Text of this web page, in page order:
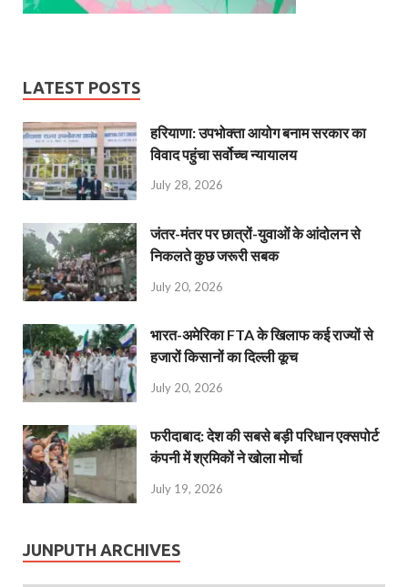
LATEST POSTS
हरियाणा: उपभोक्ता आयोग बनाम सरकार का
विवाद पहुंचा सर्वोच्च न्यायालय
July 28, 2026
जंतर-मंतर पर छात्रों-युवाओं के आंदोलन से
निकलते कुछ जरूरी सबक
July 20, 2026
भारत-अमेरिका FTA के खिलाफ कई राज्यों से
हजारों किसानों का दिल्ली कूच
July 20, 2026
फरीदाबाद: देश की सबसे बड़ी परिधान एक्सपोर्ट
कंपनी में श्रमिकों ने खोला मोर्चा
July 19, 2026
JUNPUTH ARCHIVES